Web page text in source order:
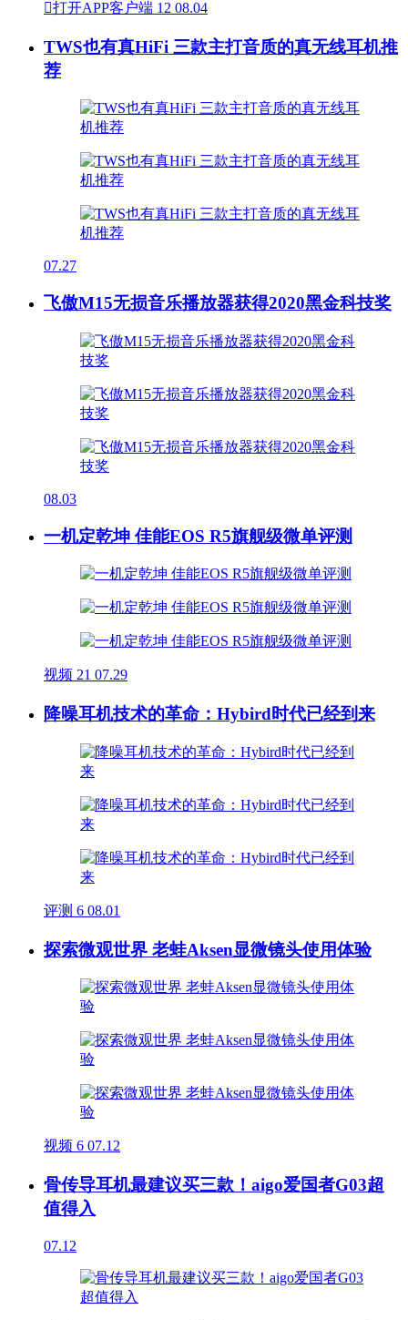
打开APP客户端 12 08.04
TWS也有真HiFi 三款主打音质的真无线耳机推
荐
07.27
飞傲M15无损音乐播放器获得2020黑金科技奖
08.03
一机定乾坤 佳能EOS R5旗舰级微单评测
视频 21 07.29
降噪耳机技术的革命：Hybird时代已经到来
评测 6 08.01
探索微观世界 老蛙Aksen显微镜头使用体验
视频 6 07.12
骨传导耳机最建议买三款！aigo爱国者G03超
值得入
07.12